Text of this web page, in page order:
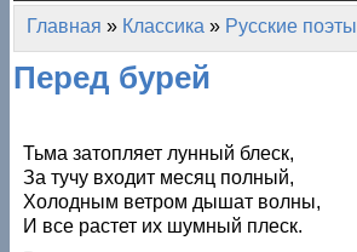
Главное меню
Вы здесь
Главная » Классика » Русские поэты
Перед бурей
Тьма затопляет лунный блеск,
За тучу входит месяц полный,
Холодным ветром дышат волны,
И все растет их шумный плеск.